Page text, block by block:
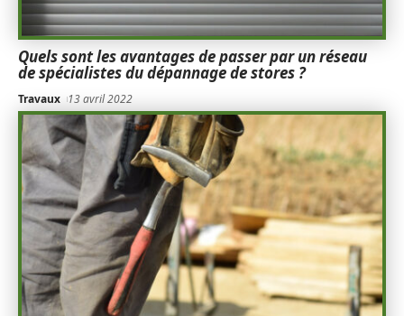
Quels sont les avantages de passer par un réseau
de spécialistes du dépannage de stores ?
Travaux 13 avril 2022